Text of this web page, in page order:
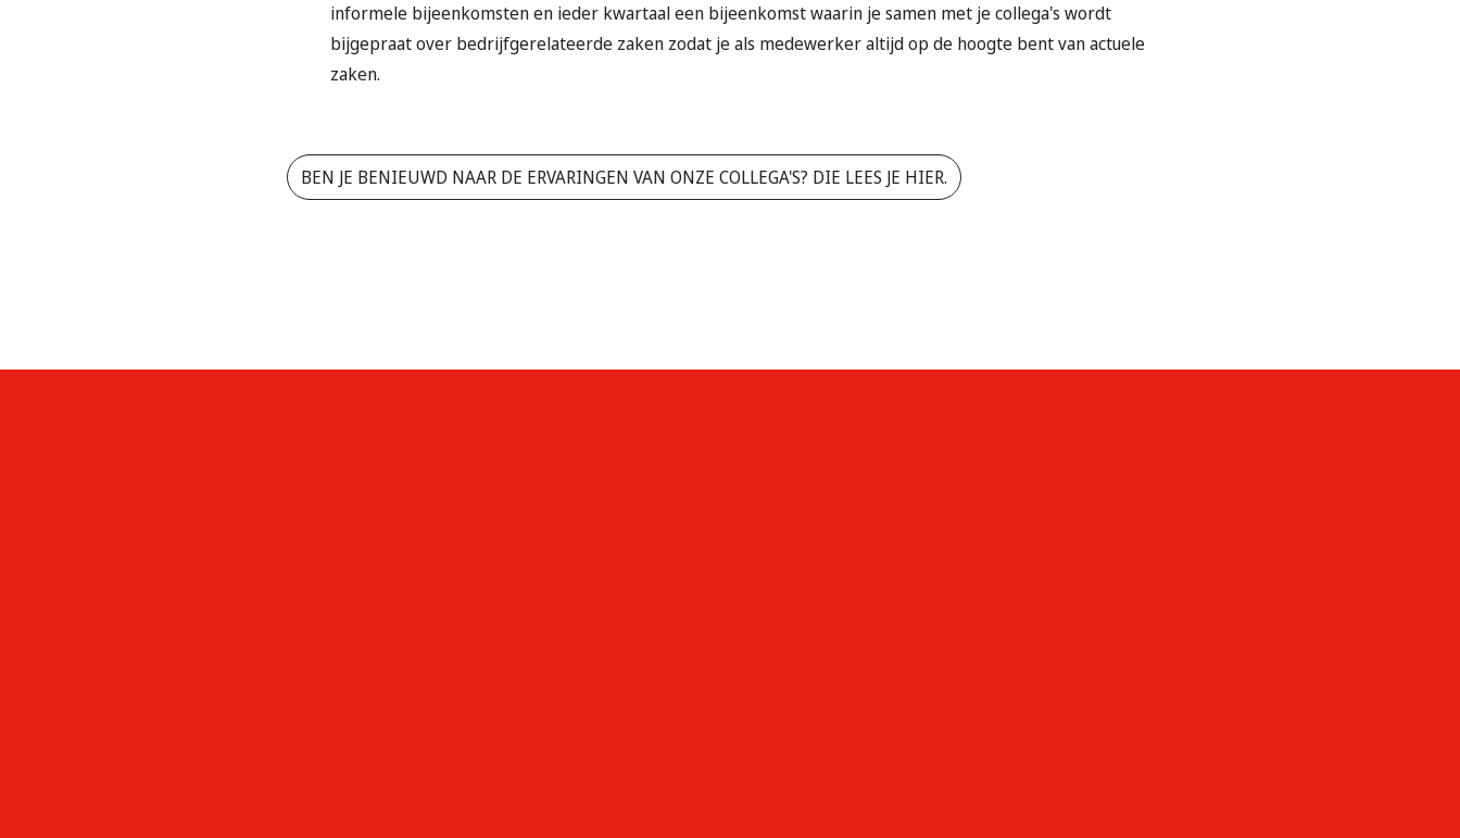
informele bijeenkomsten en ieder kwartaal een bijeenkomst waarin je samen met je collega's wordt
bijgepraat over bedrijfgerelateerde zaken zodat je als medewerker altijd op de hoogte bent van actuele
zaken.
BEN JE BENIEUWD NAAR DE ERVARINGEN VAN ONZE COLLEGA'S? DIE LEES JE HIER.